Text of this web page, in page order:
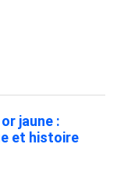
jaune :
et histoire